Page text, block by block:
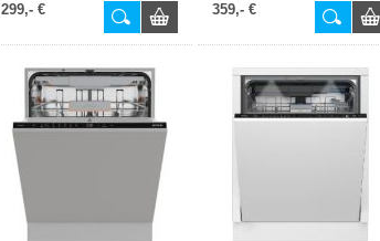
299,- € 359,- €